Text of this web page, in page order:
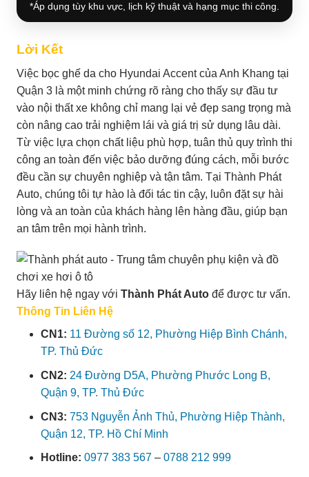
*Áp dụng tùy khu vực, lịch kỹ thuật và hạng mục thi công.
Lời Kết
Việc bọc ghế da cho Hyundai Accent của Anh Khang tại
Quận 3 là một minh chứng rõ ràng cho thấy sự đầu tư
vào nội thất xe không chỉ mang lại vẻ đẹp sang trọng mà
còn nâng cao trải nghiệm lái và giá trị sử dụng lâu dài.
Từ việc lựa chọn chất liệu phù hợp, tuân thủ quy trình thi
công an toàn đến việc bảo dưỡng đúng cách, mỗi bước
đều cần sự chuyên nghiệp và tận tâm. Tại Thành Phát
Auto, chúng tôi tự hào là đối tác tin cậy, luôn đặt sự hài
lòng và an toàn của khách hàng lên hàng đầu, giúp bạn
an tâm trên mọi hành trình.
Hãy liên hệ ngay với Thành Phát Auto để được tư vấn.
Thông Tin Liên Hệ
CN1: 11 Đường số 12, Phường Hiệp Bình Chánh,
TP. Thủ Đức
CN2: 24 Đường D5A, Phường Phước Long B,
Quận 9, TP. Thủ Đức
CN3: 753 Nguyễn Ảnh Thủ, Phường Hiệp Thành,
Quận 12, TP. Hồ Chí Minh
Hotline: 0977 383 567 – 0788 212 999